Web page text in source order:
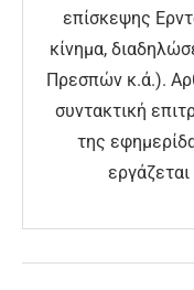
επίσκεψης
κίνημα,
Πρεσπών κ.ά.).
συντακτική
της